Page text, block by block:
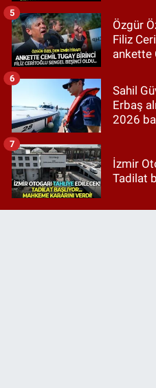
Özgür
Filiz
ankette
5
Sahil
Erbaş
2026
6
İzmir
Tadilat
7